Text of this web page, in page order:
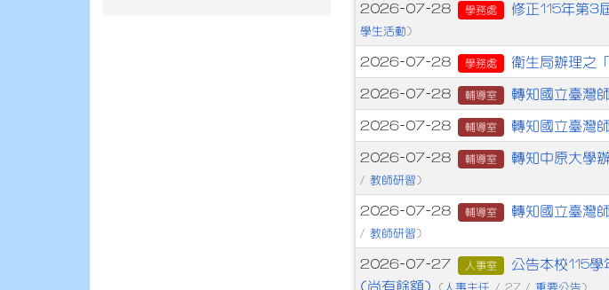
2026-07-28 學務處 修正115年第3
學生活動 )
2026-07-28 學務處 衛生局辦理之
2026-07-28 輔導室 轉知國立臺灣
2026-07-28 輔導室 轉知國立臺灣
2026-07-28 輔導室 轉知中原大學
/教師研習 )
2026-07-28 輔導室 轉知國立臺灣
/教師研習 )
2026-07-27 人事室
公告本校115
(尚有餘額)
人事主任 重要公告